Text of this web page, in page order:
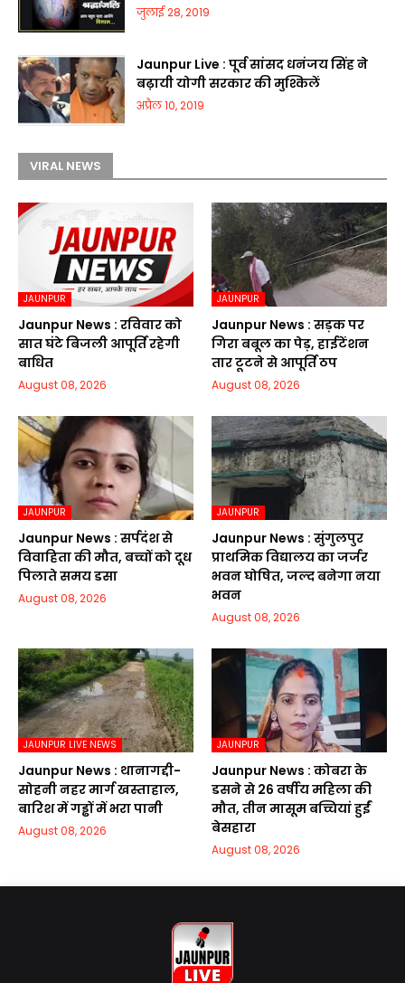
जुलाई 28, 2019
Jaunpur Live : पूर्व सांसद धनंजय सिंह ने
बढ़ायी योगी सरकार की मुश्किलें
अप्रैल 10, 2019
VIRAL NEWS
JAUNPUR
Jaunpur News : रविवार को
सात घंटे बिजली आपूर्ति रहेगी
बाधित
August 08, 2026
JAUNPUR
Jaunpur News : सड़क पर
गिरा बबूल का पेड़, हाईटेंशन
तार टूटने से आपूर्ति ठप
August 08, 2026
JAUNPUR
Jaunpur News : सर्पदंश से
विवाहिता की मौत, बच्चों को दूध
पिलाते समय डसा
August 08, 2026
JAUNPUR
Jaunpur News : सुंगुलपुर
प्राथमिक विद्यालय का जर्जर
भवन घोषित, जल्द बनेगा नया
भवन
August 08, 2026
JAUNPUR LIVE NEWS
Jaunpur News : थानागद्दी-
सोहनी नहर मार्ग खस्ताहाल,
बारिश में गड्ढों में भरा पानी
August 08, 2026
JAUNPUR
Jaunpur News : कोबरा के
डसने से 26 वर्षीय महिला की
मौत, तीन मासूम बच्चियां हुईं
बेसहारा
August 08, 2026